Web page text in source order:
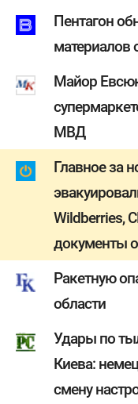
Пентагон
материалов
Майор
МВД
Главное за
Wildberries,
документы
Ракетную
области
Удары по
Киева:
смену